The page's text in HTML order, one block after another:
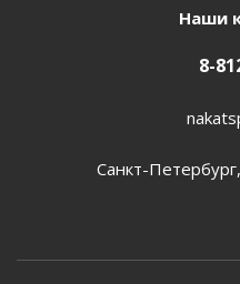
Наши
8-
Санкт-